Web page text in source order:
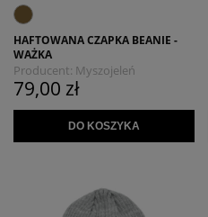
HAFTOWANA CZAPKA BEANIE -
WAŻKA
Producent: Myszojeleń
79,00 zł
DO KOSZYKA